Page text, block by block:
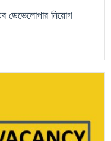
ডেভেলোপার নিয়োগ
চলমান